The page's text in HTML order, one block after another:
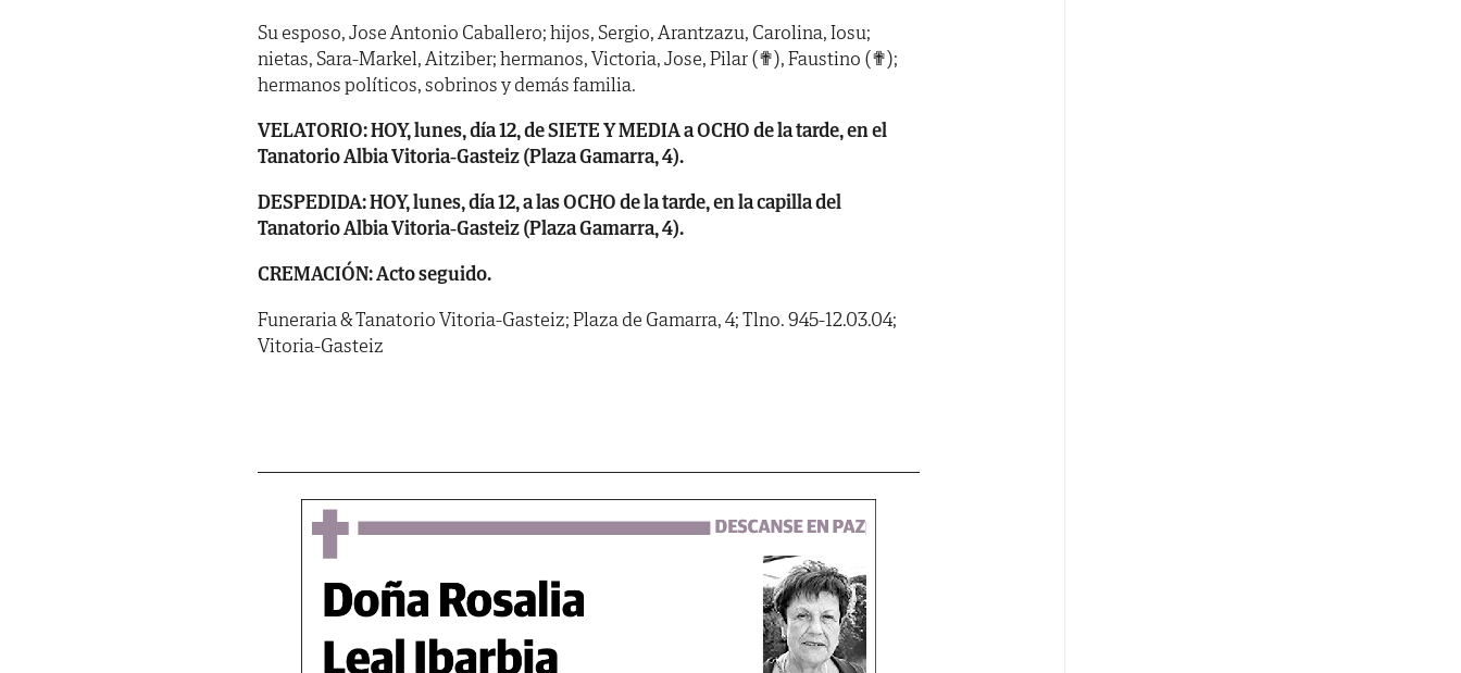
Su esposo, Jose Antonio Caballero; hijos, Sergio, Arantzazu, Carolina, Iosu;
nietas, Sara-Markel, Aitziber; hermanos, Victoria, Jose, Pilar (✟), Faustino (✟);
hermanos políticos, sobrinos y demás familia.
VELATORIO: HOY, lunes, día 12, de SIETE Y MEDIA a OCHO de la tarde, en el
Tanatorio Albia Vitoria-Gasteiz (Plaza Gamarra, 4).
DESPEDIDA: HOY, lunes, día 12, a las OCHO de la tarde, en la capilla del
Tanatorio Albia Vitoria-Gasteiz (Plaza Gamarra, 4).
CREMACIÓN: Acto seguido.
Funeraria & Tanatorio Vitoria-Gasteiz; Plaza de Gamarra, 4; Tlno. 945-12.03.04;
Vitoria-Gasteiz